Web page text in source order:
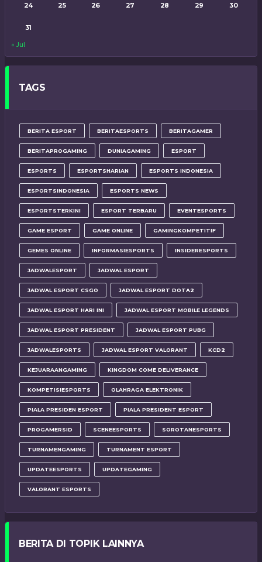
24 25 26 27 28 29 30
31
« Jul
TAGS
BERITA ESPORT BERITAESPORTS BERITAGAMER
BERITAPROGAMING DUNIAGAMING ESPORT
ESPORTS ESPORTSHARIAN ESPORTS INDONESIA
ESPORTSINDONESIA ESPORTS NEWS
ESPORTSTERKINI ESPORT TERBARU EVENTESPORTS
GAME ESPORT GAME ONLINE GAMINGKOMPETITIF
GEMES ONLINE INFORMASIESPORTS INSIDERESPORTS
JADWALESPORT JADWAL ESPORT
JADWAL ESPORT CSGO JADWAL ESPORT DOTA2
JADWAL ESPORT HARI INI JADWAL ESPORT MOBILE LEGENDS
JADWAL ESPORT PRESIDENT JADWAL ESPORT PUBG
JADWALESPORTS JADWAL ESPORT VALORANT KCD2
KEJUARAANGAMING KINGDOM COME DELIVERANCE
KOMPETISIESPORTS OLAHRAGA ELEKTRONIK
PIALA PRESIDEN ESPORT PIALA PRESIDENT ESPORT
PROGAMERSID SCENEESPORTS SOROTANESPORTS
TURNAMENGAMING TURNAMENT ESPORT
UPDATEESPORTS UPDATEGAMING
VALORANT ESPORTS
BERITA DI TOPIK LAINNYA